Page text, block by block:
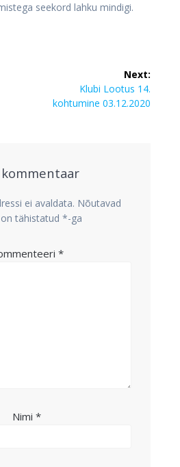
seekord lahku mindigi.
Next:
Next
post:
Klubi Lootus 14.
kohtumine 03.12.2020
kommentaar
ei avaldata. Nõutavad
tähistatud *-ga
*
Nimi *